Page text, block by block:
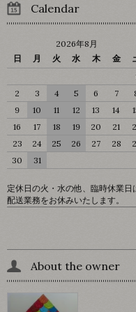
Calendar
2026年8月
日
月 火 水 木 金
2
3 4 5 6 7
9
10 11 12 13 14
16
17 18 19 20 21
23
24 25 26 27 28
30
31
定休日の火・水の他、臨時休業日
配送業務をお休みいたします。
About the owner